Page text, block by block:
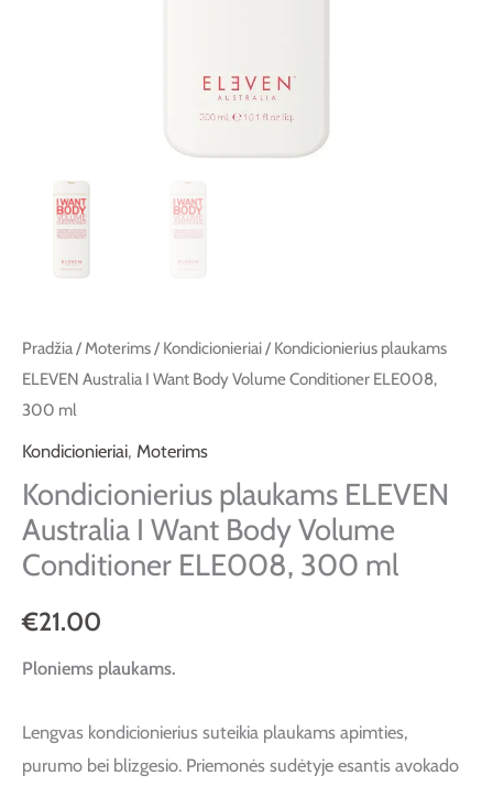
Pradžia/ Moterims/ Kondicionieriai/ Kondicionierius plaukams
ELEVEN Australia I Want Body Volume Conditioner ELE008,
300 ml
Kondicionieriai, Moterims
Kondicionierius plaukams ELEVEN
Australia I Want Body Volume
Conditioner ELE008, 300 ml
€21.00
Ploniems plaukams.
Lengvas kondicionierius suteikia plaukams apimties,
purumo bei blizgesio. Priemonės sudėtyje esantis avokado